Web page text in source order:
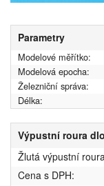
Parametry
Modelové měřítko:
Modelová epocha:
Železniční správa:
Délka:
Výpustní roura
Žlutá výpustní
Cena s DPH: